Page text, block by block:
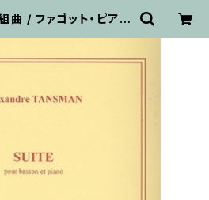
曲 / ファゴット・ピアノ